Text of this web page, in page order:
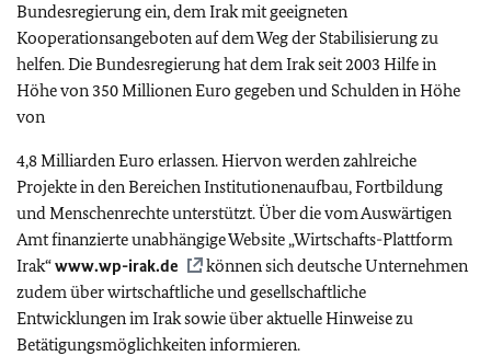
Bundesregierung ein, dem Irak mit geeigneten
Kooperationsangeboten auf dem Weg der Stabilisierung zu
helfen. Die Bundesregierung hat dem Irak seit 2003 Hilfe in
Höhe von 350 Millionen Euro gegeben und Schulden in Höhe
von
4,8 Milliarden Euro erlassen. Hiervon werden zahlreiche
Projekte in den Bereichen Institutionenaufbau, Fortbildung
und Menschenrechte unterstützt. Über die vom Auswärtigen
Amt finanzierte unabhängige Website „Wirtschafts-Plattform
Irak“www.wp-irak.de
können sich deutsche Unternehmen
zudem über wirtschaftliche und gesellschaftliche
Entwicklungen im Irak sowie über aktuelle Hinweise zu
Betätigungsmöglichkeiten informieren.